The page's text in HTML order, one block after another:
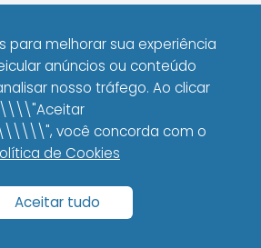
aparência mais atrativa
de busca.
na Permanência do
Quando o site é acessível
esclarecem o
tempo nele.
para melhorar sua experiência
anúncios ou conteúdo
nosso tráfego. Ao clicar
você concorda com o
de Cookies
Aceitar tudo